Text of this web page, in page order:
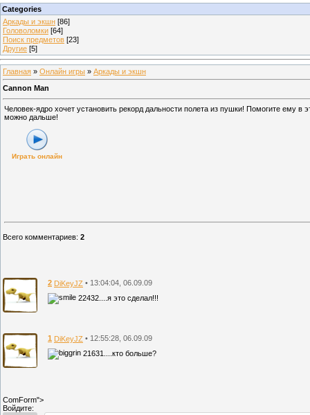
Categories
Аркады и экшн [86]
Головоломки [64]
Поиск предметов [23]
Другие [5]
Главная » Онлайн игры » Аркады и экшн
Cannon Man
Человек-ядро хочет установить рекорд дальности полета из пушки! Помогите ему
можно дальше!
Играть онлайн
Всего комментариев: 2
2 DiKeyJZ • 13:04:04, 06.09.09
22432....я это сделал!!!
1 DiKeyJZ • 12:55:28, 06.09.09
21631....кто больше?
ComForm">
Войдите: